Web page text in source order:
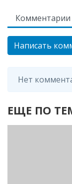
Комментарии
Написать
Нет
ЕЩЕ ПО